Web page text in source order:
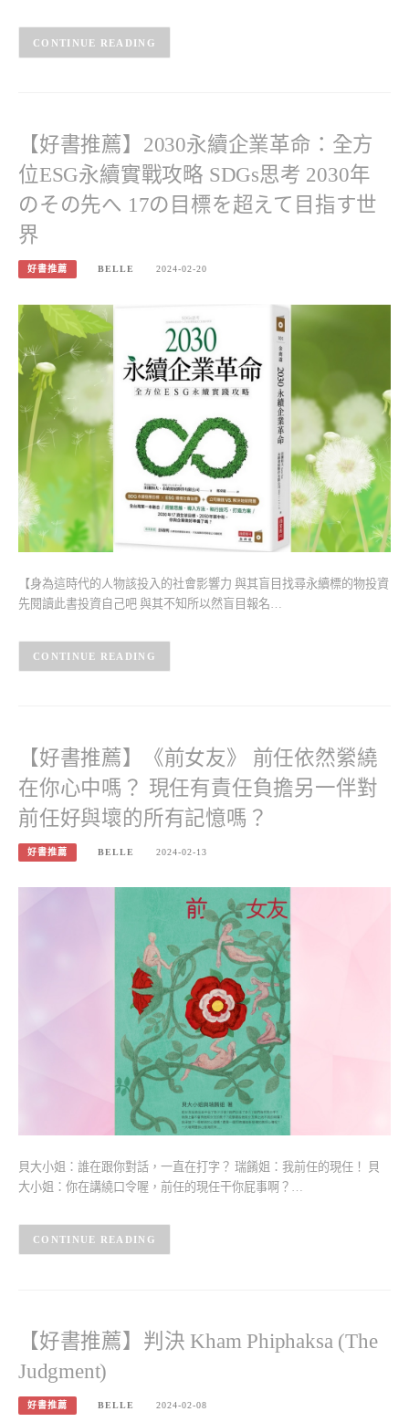
CONTINUE READING
【好書推薦】2030永續企業革命：全方
位ESG永續實戰攻略 SDGs思考 2030年
のその先へ 17の目標を超えて目指す世
界
好書推薦 BELLE 2024-02-20
【身為這時代的人物該投入的社會影響力 與其盲目找尋永續標的物投資
先閱讀此書投資自己吧 與其不知所以然盲目報名…
CONTINUE READING
【好書推薦】《前女友》 前任依然縈繞
在你心中嗎？ 現任有責任負擔另一伴對
前任好與壞的所有記憶嗎？
好書推薦 BELLE 2024-02-13
貝大小姐：誰在跟你對話，一直在打字？ 瑞餚姐：我前任的現任！ 貝
大小姐：你在講繞口令喔，前任的現任干你屁事啊？…
CONTINUE READING
【好書推薦】判決 Kham Phiphaksa (The
Judgment)
好書推薦 BELLE 2024-02-08